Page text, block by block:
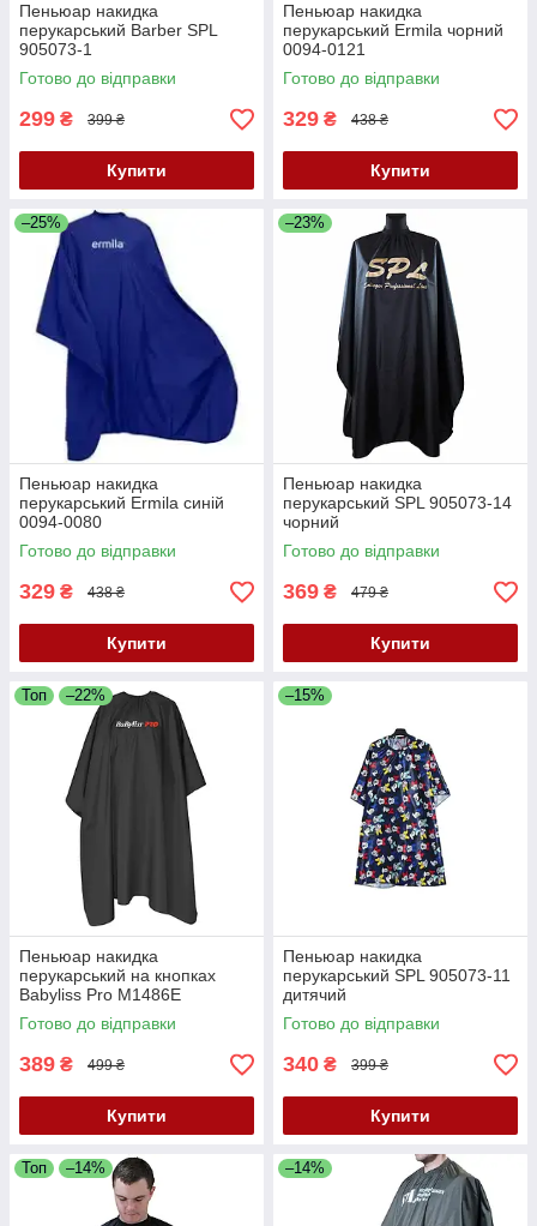
Пеньюар накидка
перукарський Barber SPL
905073-1
Готово до відправки
299 ₴ 399 ₴
Купити
Пеньюар накидка
перукарський Ermila чорний
0094-0121
Готово до відправки
329 ₴ 438 ₴
Купити
–25%
Пеньюар накидка
перукарський Ermila синій
0094-0080
Готово до відправки
329 ₴ 438 ₴
Купити
–23%
Пеньюар накидка
перукарський SPL 905073-14
чорний
Готово до відправки
369 ₴ 479 ₴
Купити
Топ –22%
Пеньюар накидка
перукарський на кнопках
Babyliss Pro M1486E
Готово до відправки
389 ₴ 499 ₴
Купити
–15%
Пеньюар накидка
перукарський SPL 905073-11
дитячий
Готово до відправки
340 ₴ 399 ₴
Купити
Топ –14% –14%